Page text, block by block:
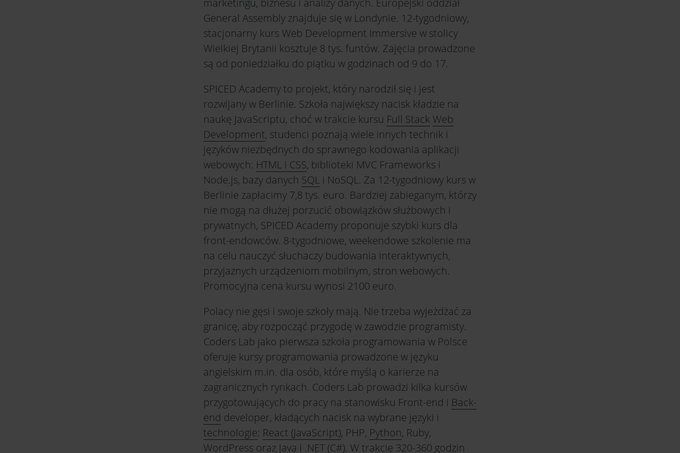
marketingu, biznesu i analizy danych. Europejski oddział
General Assembly znajduje się w Londynie. 12-tygodniowy,
stacjonarny kurs Web Development Immersive w stolicy
Wielkiej Brytanii kosztuje 8 tys. funtów. Zajęcia prowadzone
są od poniedziałku do piątku w godzinach od 9 do 17.
SPICED Academy to projekt, który narodził się i jest
rozwijany w Berlinie. Szkoła największy nacisk kładzie na
naukę JavaScriptu, choć w trakcie kursu Full Stack Web
Development, studenci poznają wiele innych technik i
języków niezbędnych do sprawnego kodowania aplikacji
webowych: HTML i CSS, biblioteki MVC Frameworks i
Node.js, bazy danych SQLi NoSQL. Za 12-tygodniowy kurs w
Berlinie zapłacimy 7,8 tys. euro. Bardziej zabieganym, którzy
nie mogą na dłużej porzucić obowiązków służbowych i
prywatnych, SPICED Academy proponuje szybki kurs dla
front-endowców. 8-tygodniowe, weekendowe szkolenie ma
na celu nauczyć słuchaczy budowania interaktywnych,
przyjaznych urządzeniom mobilnym, stron webowych.
Promocyjna cena kursu wynosi 2100 euro.
Polacy nie gęsi i swoje szkoły mają. Nie trzeba wyjeżdżać za
granicę, aby rozpocząć przygodę w zawodzie programisty.
Coders Lab jako pierwsza szkoła programowania w Polsce
oferuje kursy programowania prowadzone w języku
angielskim m.in. dla osób, które myślą o karierze na
zagranicznych rynkach. Coders Lab prowadzi kilka kursów
przygotowujących do pracy na stanowisku Front-end i Back-
end developer, kładących nacisk na wybrane języki i
technologie: React (JavaScript), PHP, Python, Ruby,
WordPress oraz Java i .NET (C#). W trakcie 320-360 godzin